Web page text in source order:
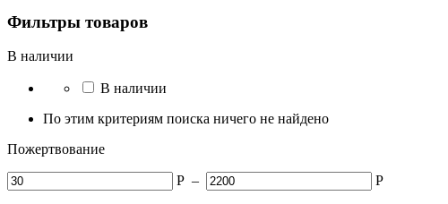
Фильтры товаров
В наличии
В наличии
По этим критериям поиска ничего не найдено
Пожертвование
Р – Р